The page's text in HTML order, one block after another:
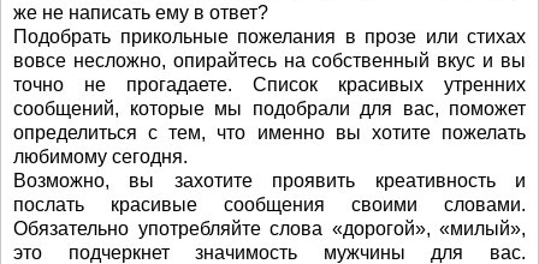
же не написать ему в ответ?
Подобрать прикольные пожелания в прозе или стихах
вовсе несложно, опирайтесь на собственный вкус и вы
точно не прогадаете. Список красивых утренних
сообщений, которые мы подобрали для вас, поможет
определиться с тем, что именно вы хотите пожелать
любимому сегодня.
Возможно, вы захотите проявить креативность и
послать красивые сообщения своими словами.
Обязательно употребляйте слова «дорогой», «милый»,
это подчеркнет значимость мужчины для вас.